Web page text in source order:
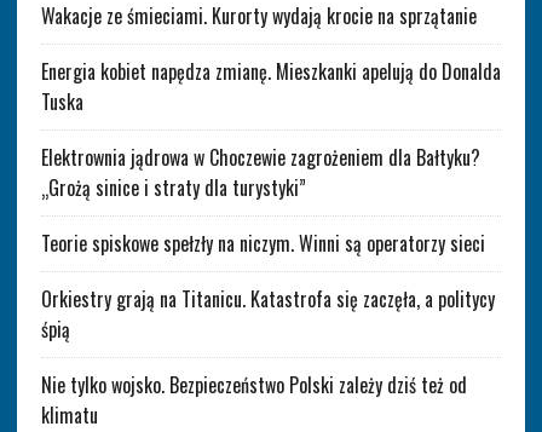
Wakacje ze śmieciami. Kurorty wydają krocie na sprzątanie
Energia kobiet napędza zmianę. Mieszkanki apelują do Donalda
Tuska
Elektrownia jądrowa w Choczewie zagrożeniem dla Bałtyku?
„Grożą sinice i straty dla turystyki”
Teorie spiskowe spełzły na niczym. Winni są operatorzy sieci
Orkiestry grają na Titanicu. Katastrofa się zaczęła, a politycy
śpią
Nie tylko wojsko. Bezpieczeństwo Polski zależy dziś też od
klimatu